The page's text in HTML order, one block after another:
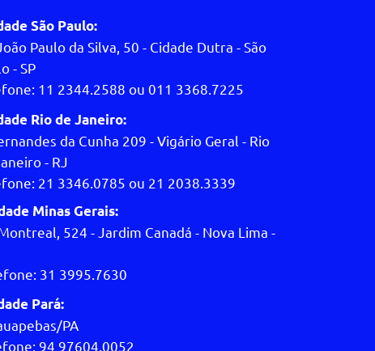
São Paulo:
Paulo da Silva, 50 - Cidade Dutra - São
- SP
11 2344.2588 ou 011 3368.7225
Rio de Janeiro:
da Cunha 209 - Vigário Geral - Rio
- RJ
21 3346.0785 ou 21 2038.3339
Minas Gerais:
524 - Jardim Canadá - Nova Lima -
31 3995.7630
Pará:
PA
94 97604.0052